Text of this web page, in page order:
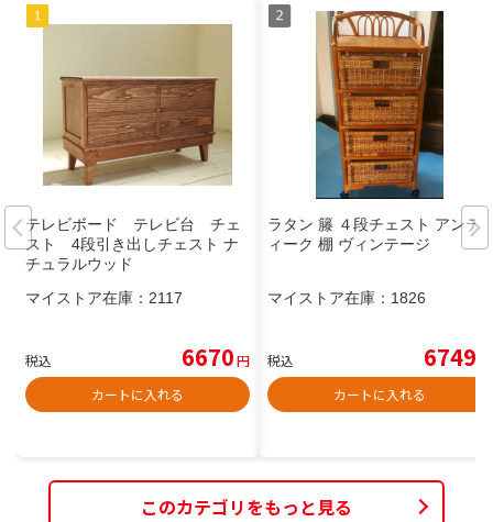
テレビボード テレビ台 チェ
スト 4段引き出しチェスト ナ
チュラルウッド
マイストア在庫： 2117
税込 6670円
カートに入れる
ラタン 籐 ４段チェスト アンテ
ィーク 棚 ヴィンテージ
マイストア在庫： 1826
税込 6749
カートに入れる
このカテゴリをもっと見る